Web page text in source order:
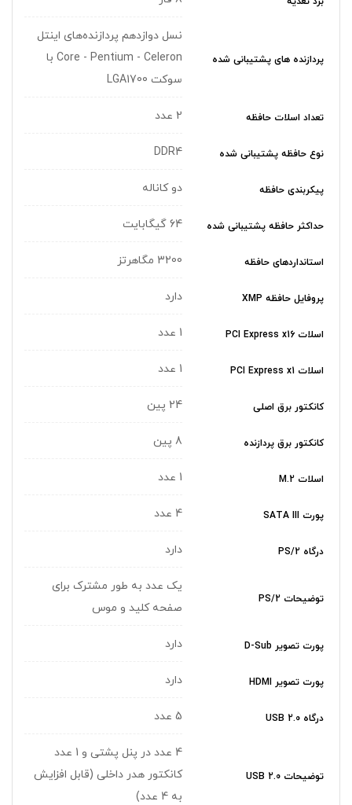
پردازنده های پشتیبانی شده
نسل دوازدهم پردازنده‌های اینتل
Core - Pentium - Celeron با
سوکت LGA1700
تعداد اسلات حافظه 2 عدد
نوع حافظه پشتیبانی شده DDR4
پیکربندی حافظه دو کاناله
حداکثر حافظه پشتیبانی شده 64 گیگابایت
استانداردهای حافظه 3200 مگاهرتز
پروفایل حافظه XMP دارد
اسلات PCI Express x16 1 عدد
اسلات PCI Express x1 1 عدد
کانکتور برق اصلی 24 پین
کانکتور برق پردازنده 8 پین
اسلات M.2 1 عدد
پورت SATA III 4 عدد
درگاه PS/2 دارد
توضیحات PS/2
یک عدد به طور مشترک برای
صفحه کلید و موس
پورت تصویر D-Sub دارد
پورت تصویر HDMI دارد
درگاه USB 2.0 5 عدد
توضیحات USB 2.0
4 عدد در پنل پشتی و 1 عدد
کانکتور هدر داخلی (قابل افزایش
به 4 عدد)